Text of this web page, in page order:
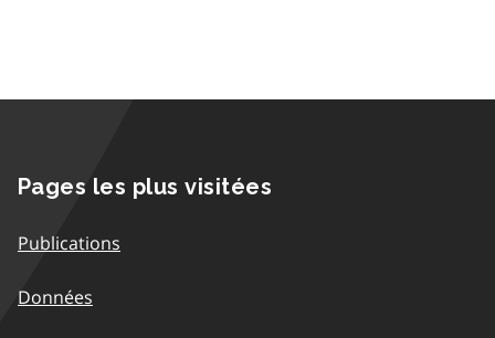
Pages les plus visitées
Publications
Données